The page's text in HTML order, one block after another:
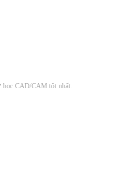
học CAD/CAM tốt nhất.